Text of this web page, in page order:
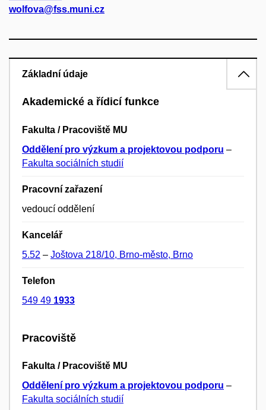
wolfova@fss.muni.cz
Základní údaje
Akademické a řídicí funkce
Fakulta / Pracoviště MU
Oddělení pro výzkum a projektovou podporu –
Fakulta sociálních studií
Pracovní zařazení
vedoucí oddělení
Kancelář
5.52 – Joštova 218/10, Brno-město, Brno
Telefon
549 49 1933
Pracoviště
Fakulta / Pracoviště MU
Oddělení pro výzkum a projektovou podporu –
Fakulta sociálních studií